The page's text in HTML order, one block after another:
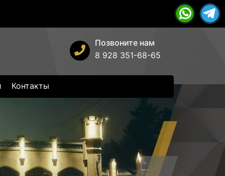
Позвоните нам
8 928 351-68-65
Контакты